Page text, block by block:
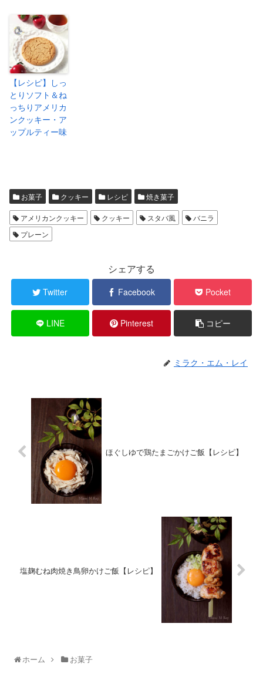
【レシピ】しっ
とりソフト＆ね
っちりアメリカ
ンクッキー・ア
ップルティー味
お菓子 クッキー レシピ 焼き菓子
アメリカンクッキー クッキー スタバ風
バニラ
プレーン
シェアする
Twitter Facebook Pocket
LINE Pinterest コピー
ミラク・エム・レイ
ほぐしゆで鶏たまごかけご飯【レシピ】
塩麹むね肉焼き鳥卵かけご飯【レシピ】
ホーム お菓子